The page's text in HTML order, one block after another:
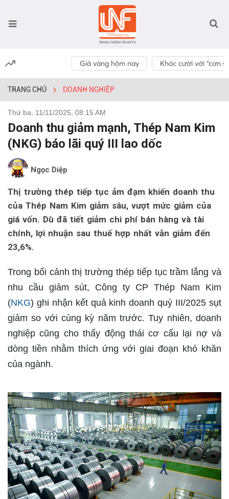
Giá vàng hôm nay Khóc cười với “cơn
TRANG CHỦ DOANH NGHIỆP
Thứ ba, 11/11/2025, 08:15 AM
Doanh thu giảm mạnh, Thép Nam Kim
(NKG) báo lãi quý III lao dốc
Ngọc Diệp
Thị trường thép tiếp tục ảm đạm khiến doanh thu
của Thép Nam Kim giảm sâu, vượt mức giảm của
giá vốn. Dù đã tiết giảm chi phí bán hàng và tài
chính, lợi nhuận sau thuế hợp nhất vẫn giảm đến
23,6%.
Trong bối cảnh thị trường thép tiếp tục trầm lắng và
nhu cầu giảm sút, Công ty CP Thép Nam Kim
(NKG) ghi nhận kết quả kinh doanh quý III/2025 sụt
giảm so với cùng kỳ năm trước. Tuy nhiên, doanh
nghiệp cũng cho thấy động thái cơ cấu lại nợ và
dòng tiền nhằm thích ứng với giai đoạn khó khăn
của ngành.